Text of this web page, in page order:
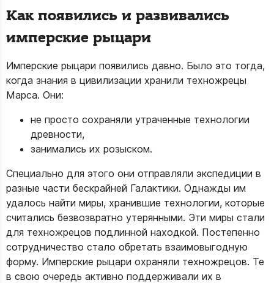
Как появились и развивались
имперские рыцари
Имперские рыцари появились давно. Было это тогда,
когда знания в цивилизации хранили техножрецы
Марса. Они:
не просто сохраняли утраченные технологии
древности,
занимались их розыском.
Специально для этого они отправляли экспедиции в
разные части бескрайней Галактики. Однажды им
удалось найти миры, хранившие технологии, которые
считались безвозвратно утерянными. Эти миры стали
для техножрецов подлинной находкой. Постепенно
сотрудничество стало обретать взаимовыгодную
форму. Имперские рыцари охраняли техножрецов. Те
в свою очередь активно поддерживали их в